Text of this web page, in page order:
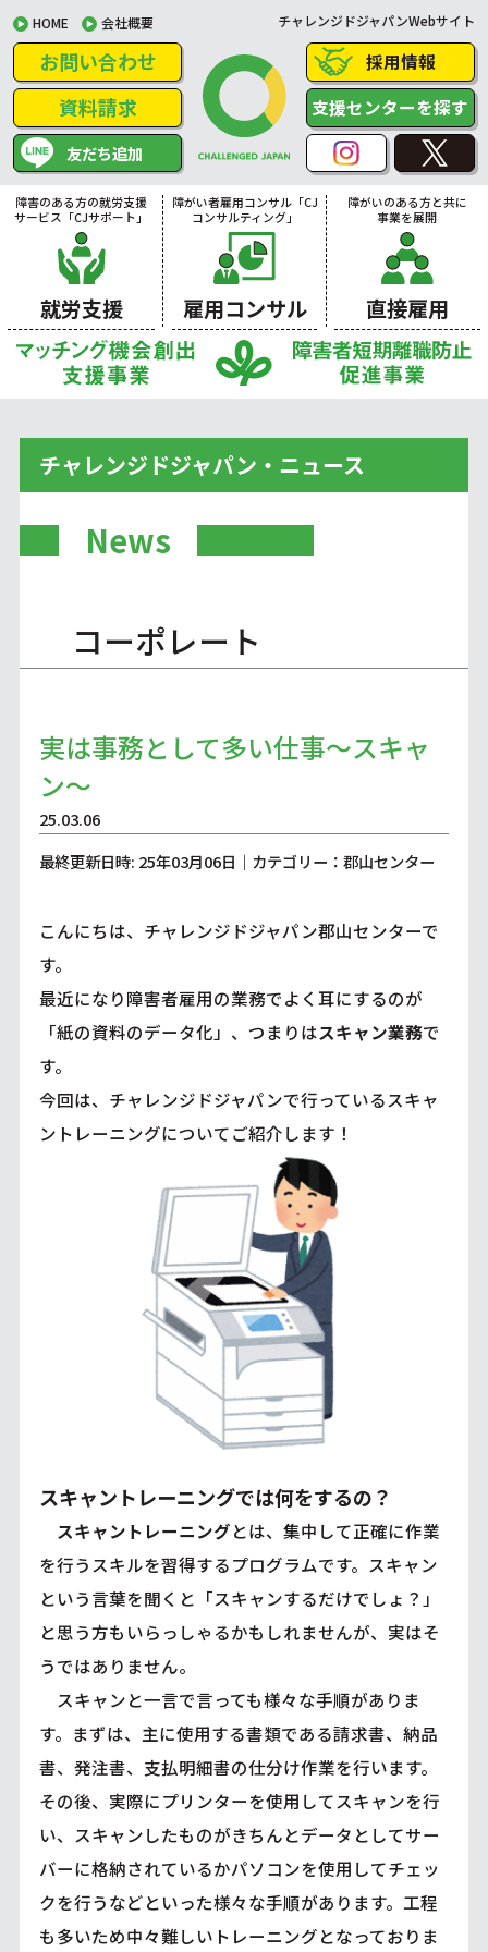
HOME 会社概要 チャレンジドジャパンWebサイト
お問い合わせ
資料請求
友だち追加
採用情報
支援センターを探す
障害のある方の就労支援
サービス「CJサポート」
就労支援
障がい者雇用コンサル「CJ
コンサルティング」
雇用コンサル
障がいのある方と共に
事業を展開
直接雇用
チャレンジドジャパン・ニュース
News
コーポレート
実は事務として多い仕事～スキャ
ン～
25.03.06
最終更新日時: 25年03月06日｜カテゴリー：郡山センター
こんにちは、チャレンジドジャパン郡山センターで
す。
最近になり障害者雇用の業務でよく耳にするのが
「紙の資料のデータ化」、つまりはスキャン業務で
す。
今回は、チャレンジドジャパンで行っているスキャ
ントレーニングについてご紹介します！
スキャントレーニングでは何をするの？
スキャントレーニングとは、集中して正確に作業
を行うスキルを習得するプログラムです。スキャン
という言葉を聞くと「スキャンするだけでしょ？」
と思う方もいらっしゃるかもしれませんが、実はそ
うではありません。
スキャンと一言で言っても様々な手順がありま
す。まずは、主に使用する書類である請求書、納品
書、発注書、支払明細書の仕分け作業を行います。
その後、実際にプリンターを使用してスキャンを行
い、スキャンしたものがきちんとデータとしてサー
バーに格納されているかパソコンを使用してチェッ
クを行うなどといった様々な手順があります。工程
も多いため中々難しいトレーニングとなっておりま